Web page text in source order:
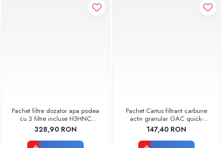
Pachet filtre dozator apa podea
cu 3 filtre incluse H3HNC
Aquapur Valhoh Valrom
328,90 RON
Pachet Cartus filtrant carbune
activ granular GAC quick-
change AQUA07000511000
Aquapur Valhoh Valrom
147,40 RON